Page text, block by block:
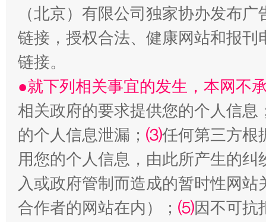
受贿1.44亿！段成刚被判无期 从幼
（北京）有限公司独家协办发布
链接，授权合法、健康网站和报
链接。
●就下列相关事宜的发生，本网不
相关政府的要求提供您的个人信息
的个人信息泄漏； ⑶任何第三方根
用您的个人信息，由此所产生的纠
入或政府管制而造成的暂时性网
合作者的网站在内）； ⑸因不可抗